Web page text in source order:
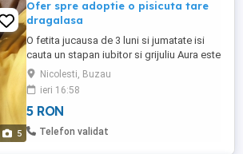
5
Ofer spre adoptie o pisicuta tare
dragalasa
O fetita jucausa de 3 luni si jumatate isi
cauta un stapan iubitor si grijuliu Aura este
o fetita tare iubitoare care se ataseaza
foarte repede de o inima calda, are blanita
neagra cu portocaliu si ochisori verzi aurii
si de-abia asteapta sa fie mangaiata ca sa
inceapa sa toarca. S-a nascut dintr-o
Nicolesti, Buzau
ieri 16:58
5 RON
Telefon validat